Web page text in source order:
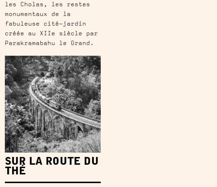
les Cholas, les restes
monumentaux de la
fabuleuse cité-jardin
créée au XIIe siècle par
Parakramabahu le Grand.
SUR LA ROUTE DU
THÉ